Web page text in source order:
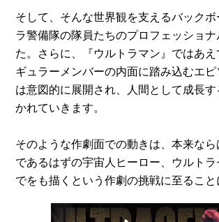
そして、そんな世界観を支えるバックボ
ラ警備隊の隊員たちのプロフェッショ
た。さらに、『ウルトラマン』ではあ
ギュラーメンバーの内面に踏み込むエ
は意図的に展開され、人間として成長
かれていきます。
そのような作劇面での動きは、本来な
であるはずの宇宙人ヒーロー、ウルトラ
でをも描くという作劇の挑戦に至ること